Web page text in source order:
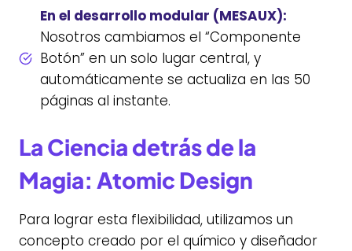
En el desarrollo modular (MESAUX):
Nosotros cambiamos el “Componente
Botón” en un solo lugar central, y
automáticamente se actualiza en las 50
páginas al instante.
La Ciencia detrás de la
Magia: Atomic Design
Para lograr esta flexibilidad, utilizamos un
concepto creado por el químico y diseñador